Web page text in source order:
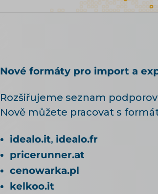
Nové formáty pro import a
Rozšiřujeme seznam
Nově můžete pracovat s
idealo.it, idealo.fr
pricerunner.at
cenowarka.pl
kelkoo.it